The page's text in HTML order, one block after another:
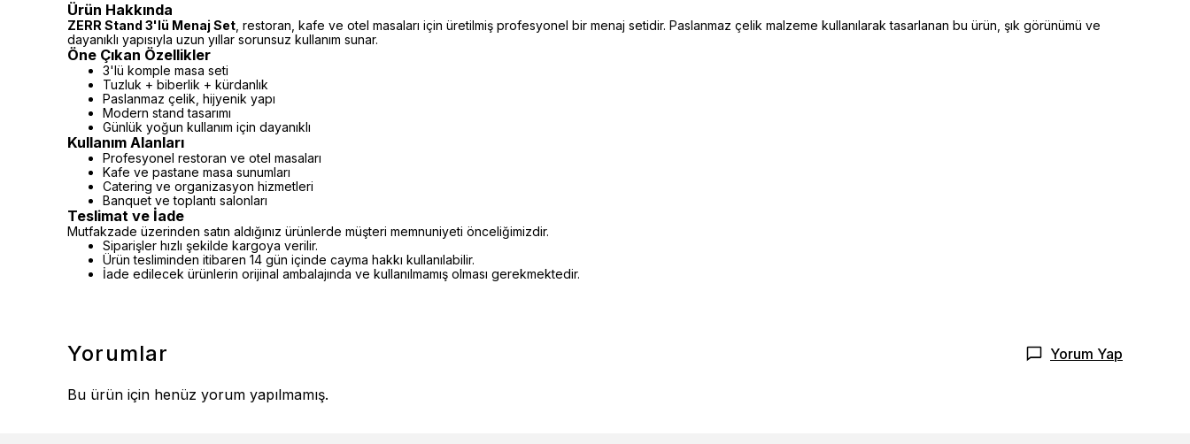
Ürün Hakkında
ZERR Stand 3'lü Menaj Set , restoran, kafe ve otel masaları için üretilmiş profesyonel bir menaj setidir. Paslanmaz çelik malzeme kullanılarak tasarlanan bu ürün, şık görünümü ve
dayanıklı yapısıyla uzun yıllar sorunsuz kullanım sunar.
Öne Çıkan Özellikler
3'lü komple masa seti
Tuzluk + biberlik + kürdanlık
Paslanmaz çelik, hijyenik yapı
Modern stand tasarımı
Günlük yoğun kullanım için dayanıklı
Kullanım Alanları
Profesyonel restoran ve otel masaları
Kafe ve pastane masa sunumları
Catering ve organizasyon hizmetleri
Banquet ve toplantı salonları
Teslimat ve İade
Mutfakzade üzerinden satın aldığınız ürünlerde müşteri memnuniyeti önceliğimizdir.
Siparişler hızlı şekilde kargoya verilir.
Ürün tesliminden itibaren 14 gün içinde cayma hakkı kullanılabilir.
İade edilecek ürünlerin orijinal ambalajında ve kullanılmamış olması gerekmektedir.
Yorumlar Yorum Yap
Bu ürün için henüz yorum yapılmamış.